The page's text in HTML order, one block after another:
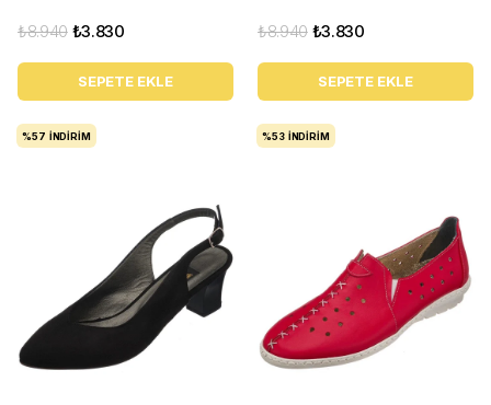
₺3.830
₺8.940
SEPETE EKLE
₺3.830
₺8.940
SEPETE EKLE
%57 İNDIRIM %53 İNDIRIM